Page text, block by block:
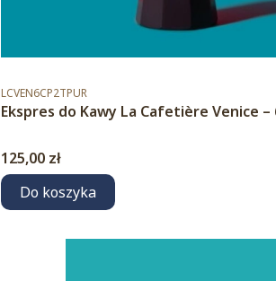
Kod produktu
LCVEN6CP2TPUR
Ekspres do Kawy La Cafetière Venice –
Cena
125,00 zł
Do koszyka